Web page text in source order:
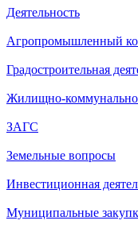
Деятельность
Агропромышленный
Градостроительная
Жилищно-
ЗАГС
Земельные вопросы
Инвестиционная
Муниципальные